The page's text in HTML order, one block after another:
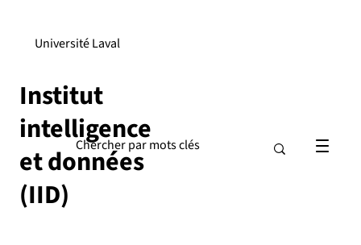
Institut
intelligence
et données
(IID)
Université Laval